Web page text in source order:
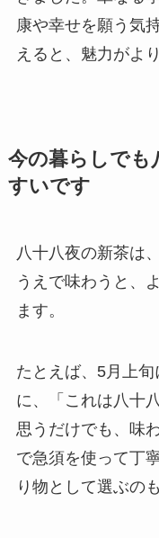
康や幸せを願う気
えると、魅力がよ
今の暮らしでも
すいです
八十八夜の新茶は
うえで味わうと、
ます。
たとえば、5月上
に、「これは八十
思うだけでも、味
で急須を使って丁
り物として選ぶの